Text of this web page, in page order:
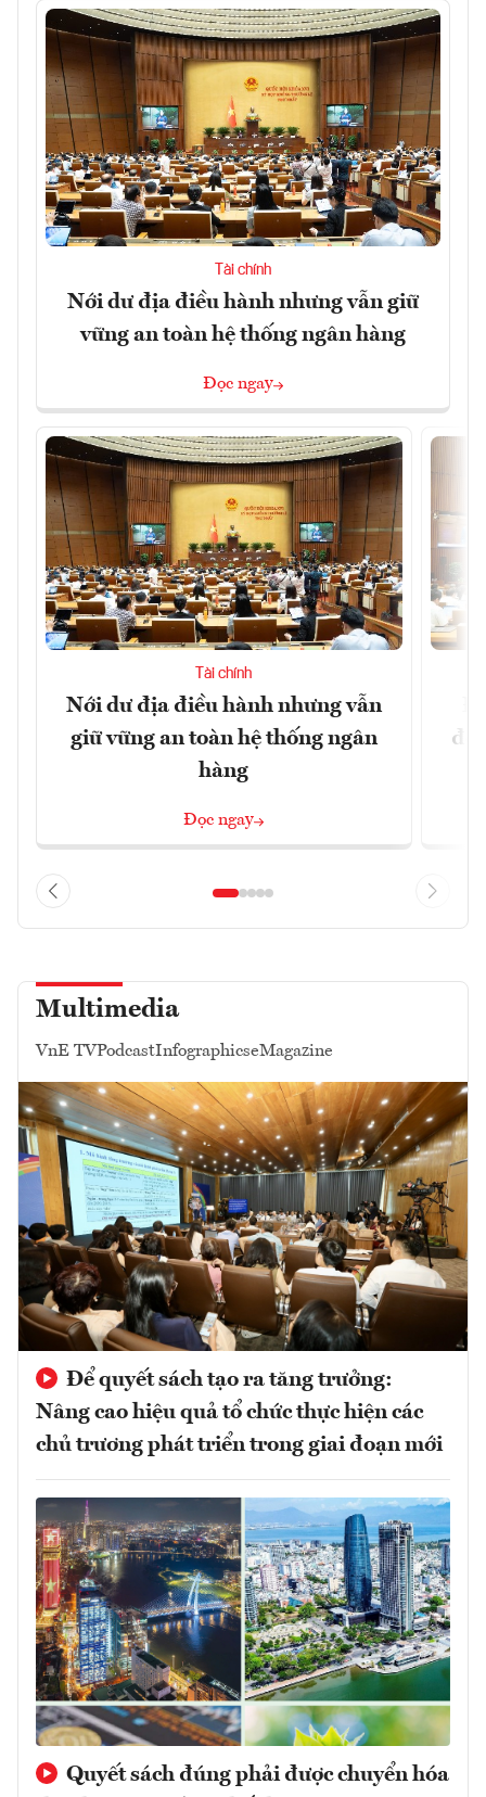
Tài chính
Nới dư địa điều hành nhưng vẫn giữ
vững an toàn hệ thống ngân hàng
Đọc ngay
Tài chính
Nới dư địa điều hành nhưng vẫn
giữ vững an toàn hệ thống ngân
hàng
Đọc ngay
Multimedia
VnE TVPodcastInfographicseMagazine
Để quyết sách tạo ra tăng trưởng:
Nâng cao hiệu quả tổ chức thực hiện các
chủ trương phát triển trong giai đoạn mới
Quyết sách đúng phải được chuyển hóa